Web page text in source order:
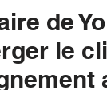
de
le